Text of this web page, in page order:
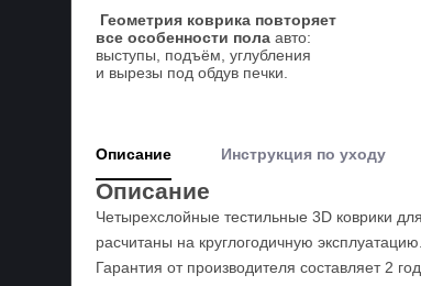
Геометрия коврика повторяет
все особенности пола авто:
выступы, подъём, углубления
и вырезы под обдув печки.
Описание Инструкция по уходу
Описание
Четырехслойные тестильные 3D коврики
расчитаны на круглогодичную
Гарантия от производителя составляет 2